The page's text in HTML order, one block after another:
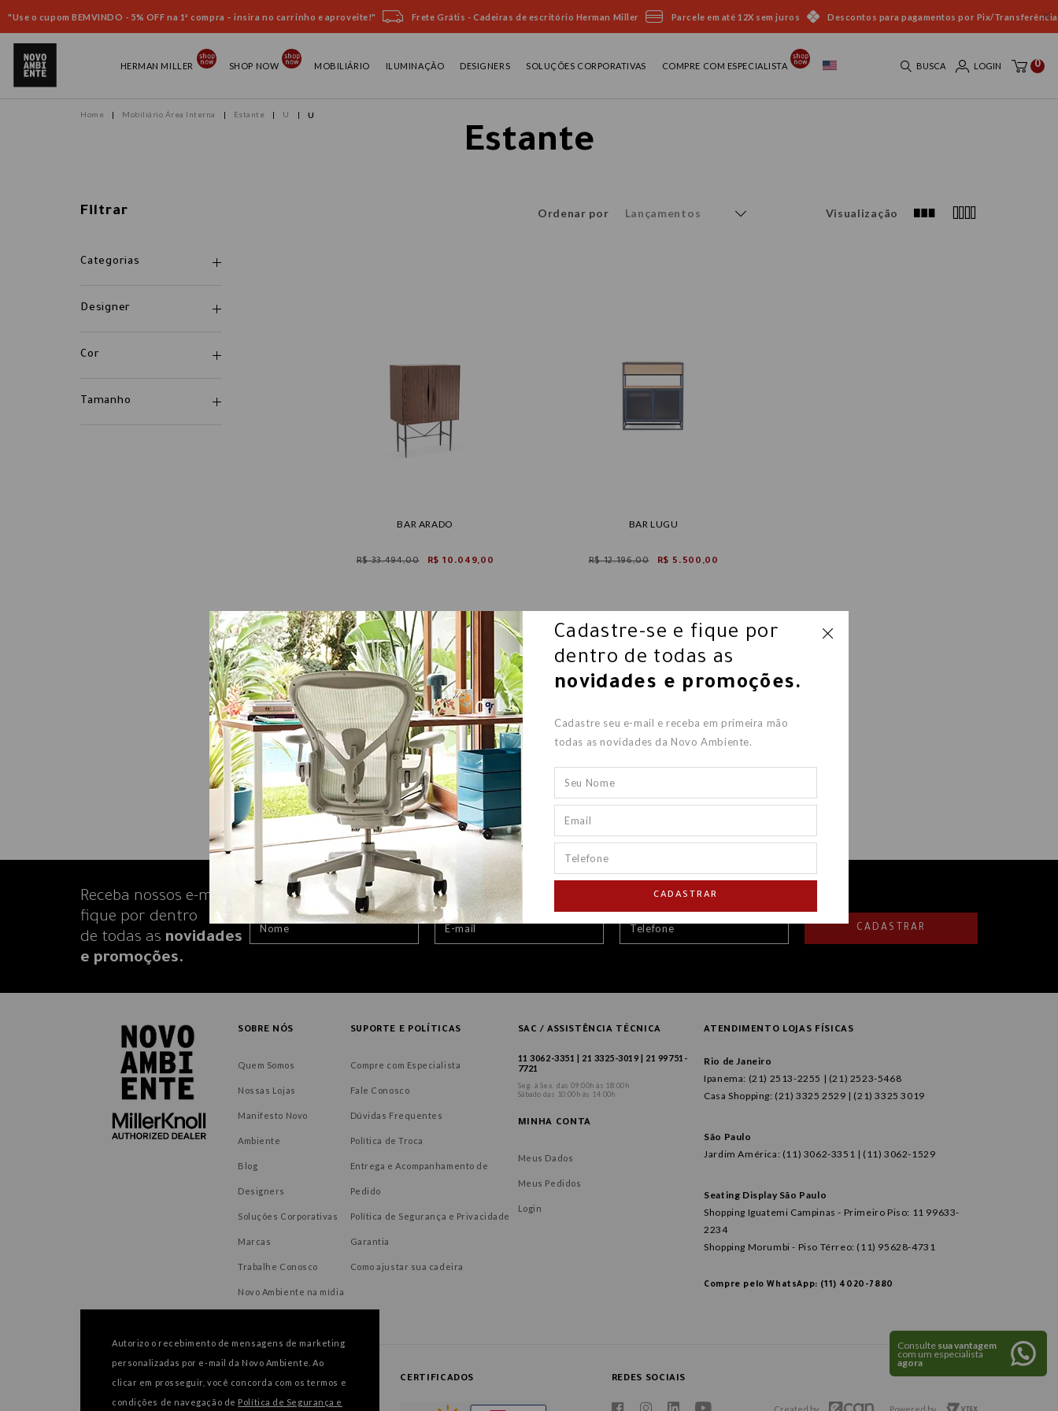
"Use o cupom BEMVINDO - 5% OFF na 1ª compra – insira no carrinho e aproveite!" Frete Grátis - Cadeiras de escritório Herman Miller Parcele em até 12X sem juros Descontos para pagamentos por Pix/Transferência
HERMAN MILLER SHOP NOW MOBILIÁRIO ILUMINAÇÃO DESIGNERS SOLUÇÕES CORPORATIVAS COMPRE COM ESPECIALISTA BUSCA LOGIN 0
Mobiliário Área Interna Estante U U
Estante
Filtrar
Categorias
Designer
Cor
Tamanho
Ordenar por Lançamentos Visualização
BAR ARADO
R$ 33.494,00 R$ 10.049,00
BAR LUGU
R$ 12.196,00 R$ 5.500,00
Receba nossos e-mails e
fique por dentro
de todas as novidades
e promoções.
CADASTRAR
SOBRE NÓS
Quem Somos
Nossas Lojas
Manifesto Novo
Ambiente
Blog
Designers
Soluções Corporativas
Marcas
Trabalhe Conosco
Novo Ambiente na mídia
SUPORTE E POLÍTICAS
Compre com Especialista
Fale Conosco
Dúvidas Frequentes
Política de Troca
Entrega e Acompanhamento de
Pedido
Política de Segurança e Privacidade
Garantia
Como ajustar sua cadeira
SAC / ASSISTÊNCIA TÉCNICA
11 3062-3351 | 21 3325-3019 | 21 99751-
7721
Seg. à Sex. das 09:00h às 18:00h
Sábado das 10:00h às 14:00h
MINHA CONTA
Meus Dados
Meus Pedidos
Login
ATENDIMENTO LOJAS FÍSICAS
Rio de Janeiro
Ipanema: (21) 2513-2255 | (21) 2523-5468
Casa Shopping: (21) 3325 2529 | (21) 3325 3019
São Paulo
Jardim América: (11) 3062-3351 | (11) 3062-1529
Seating Display São Paulo
Shopping Iguatemi Campinas - Primeiro Piso: 11 99633-
2234
Shopping Morumbi - Piso Térreo: (11) 95628-4731
Compre pelo WhatsApp: (11) 4020-7880
FORMAS DE PAGAMENTO CERTIFICADOS REDES SOCIAIS
Created by Powered by
Cadastre-se e fique por
dentro de todas as
novidades e promoções.
Cadastre seu e-mail e receba em primeira mão
todas as novidades da Novo Ambiente.
CADASTRAR
Autorizo o recebimento de mensagens de marketing
personalizadas por e-mail da Novo Ambiente. Ao
clicar em prosseguir, você concorda com os termos e
condições de navegação de Política de Segurança e
Consulte sua vantagem
com um especialista
agora